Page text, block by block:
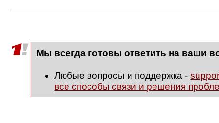
Мы всегда готовы ответить на ваши
Любые вопросы и поддержка -
все способы связи и решения